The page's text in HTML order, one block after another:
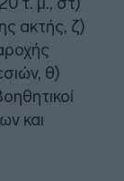
ακτής, ζ)
θ)
και